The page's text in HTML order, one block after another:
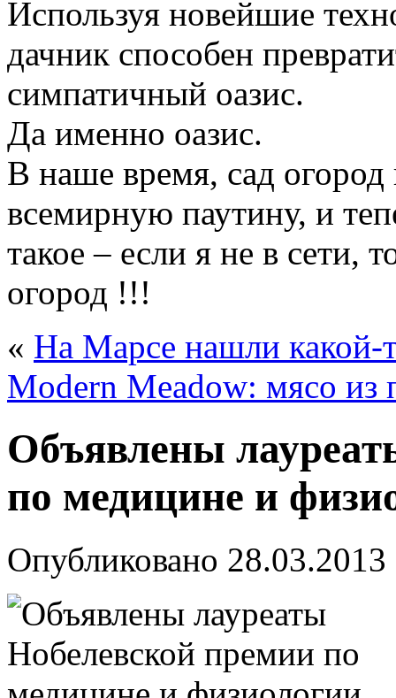
Используя новейшие
дачник способен
симпатичный оазис.
Да именно оазис.
В наше время, сад огород
всемирную паутину, и
такое – если я не в сети,
огород !!!
« На Марсе нашли какой-
Modern Meadow: мясо из
Объявлены
по медицине и
Опубликовано 28.03.2013